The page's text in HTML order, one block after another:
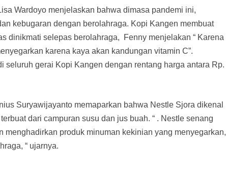
Wardoyo menjelaskan bahwa dimasa pandemi ini,
kebugaran dengan berolahraga. Kopi Kangen membuat
dinikmati selepas berolahraga, Fenny menjelakan “ Karena
karena kaya akan kandungan vitamin C”.
seluruh gerai Kopi Kangen dengan rentang harga antara Rp.
Suryawijayanto memaparkan bahwa Nestle Sjora dikenal
dari campuran susu dan jus buah. “ . Nestle senang
produk minuman kekinian yang menyegarkan,
“ ujarnya.